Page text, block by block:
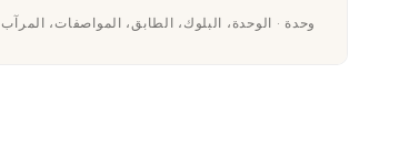
10 وحدة · الوحدة، البلوك، الطابق، المواصفات، المرآب